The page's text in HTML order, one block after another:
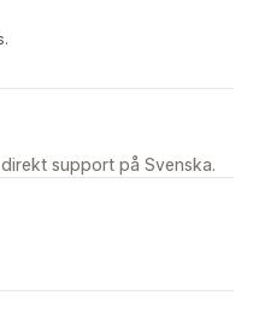
support på Svenska.